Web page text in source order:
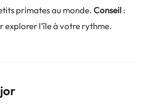
primates au monde.Conseil:
explorer l'île à votre rythme.